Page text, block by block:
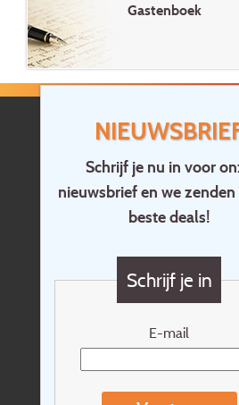
Schrijf je nu in voor
nieuwsbrief en we
beste deals!
Schrijf je in
E-mail
Gastenboek
Home
Contact
Vragen?
Cadeaubon
Nieuwsbrief
Reisvoorwaarden